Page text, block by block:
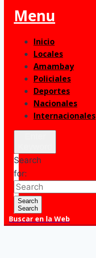
Menu
Inicio
Locales
Amambay
Policiales
Deportes
Nacionales
Internacionales
Search
for:
Search
Search
Buscar en la Web